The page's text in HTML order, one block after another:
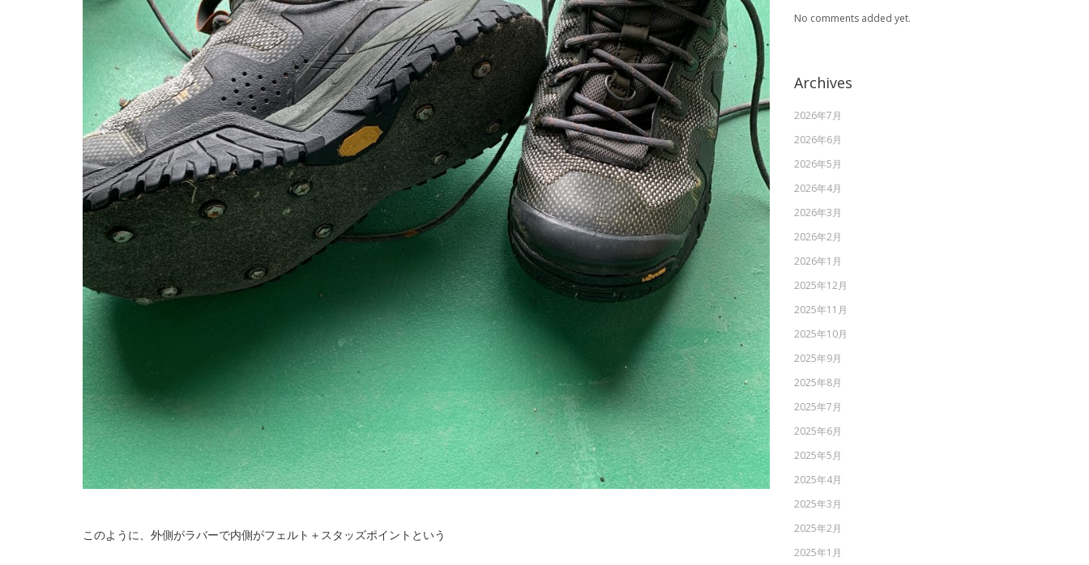
このように、外側がラバーで内側がフェルト＋スタッズポイントという
No comments added yet.
Archives
2026年7月
2026年6月
2026年5月
2026年4月
2026年3月
2026年2月
2026年1月
2025年12月
2025年11月
2025年10月
2025年9月
2025年8月
2025年7月
2025年6月
2025年5月
2025年4月
2025年3月
2025年2月
2025年1月